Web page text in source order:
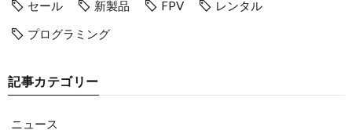
セール 新製品 FPV
レンタル
プログラミング
記事カテゴリー
ニュース